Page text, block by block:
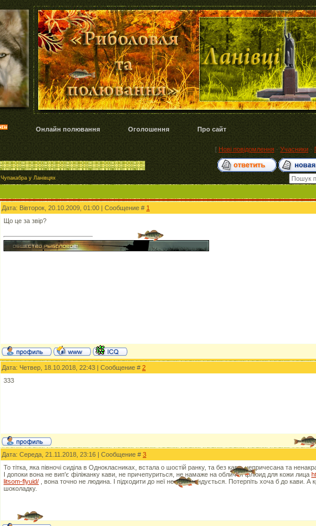
Онлайн полювання Оголошення Про сайт
[ Нові повідомлення · Учасники ·
Чупакабра у Ланівцях
Дата: Вівторок, 20.10.2009, 01:00 | Сообщение # 1
Що це за звір?
Дата: Четвер, 18.10.2018, 22:43 | Сообщение # 2
333
Дата: Середа, 21.11.2018, 23:16 | Сообщение # 3
То тітка, яка півночі сиділа в Однокласниках, встала о шостій ранку, та без кави, непричесана та
І допоки вона не вип'є філіжанку кави, не причепуриться, не намаже на обличчя флюид для кожи лица
litsom-flyuid/ , вона точно не людина. І підходити до неї не рекомендується. Потерпіть хоча б до кави. А
шоколадку.